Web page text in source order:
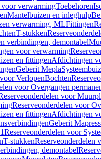
voor verwarmingToebehoren
Mantelbuizen en inleghulp
verwarming, MLFittingen
T-stukken
verbindingen, demontabel
voor verwarming
en fittingenAfdichtingen
Geberit Mepla
VerlopenBochten
voor Overgangen
voor
Reserveonderdelen voor
en fittingenAfdichtingen
Geberit
Reserveonderdelen voor
T-stukkenReserveonderdelen
demontabel